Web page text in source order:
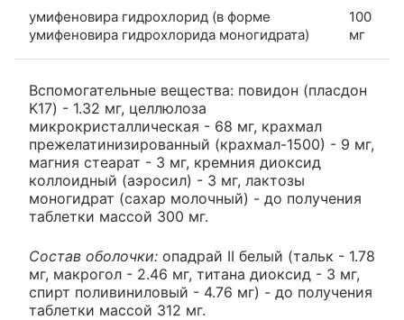
умифеновира гидрохлорид (в форме
умифеновира гидрохлорида моногидрата)
100
мг
Вспомогательные вещества: повидон (пласдон
K17) - 1.32 мг, целлюлоза
микрокристаллическая - 68 мг, крахмал
прежелатинизированный (крахмал-1500) - 9 мг,
магния стеарат - 3 мг, кремния диоксид
коллоидный (аэросил) - 3 мг, лактозы
моногидрат (сахар молочный) - до получения
таблетки массой 300 мг.
Состав оболочки: опадрай II белый (тальк - 1.78
мг, макрогол - 2.46 мг, титана диоксид - 3 мг,
спирт поливиниловый - 4.76 мг) - до получения
таблетки массой 312 мг.